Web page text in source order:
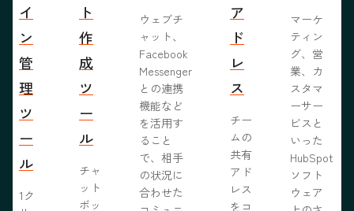
イ
ン
管
理
ツ
ー
ル
1ク
ト
作
成
ツ
ー
ル
チャ
ット
ボッ
ウェブチ
ャット、
Facebook
Messenger
との連携
機能など
を活用す
ること
で、相手
の状況に
合わせた
ア
ド
レ
ス
チー
ムの
共有
アド
レス
をコ
マーケ
ティン
グ、営
業、カ
スタマ
ーサー
ビスと
いった
HubSpot
ソフト
ウェア